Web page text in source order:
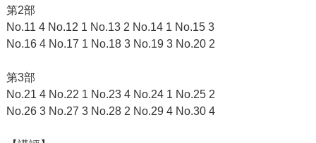
第2部
No.11 4 No.12 1 No.13 2 No.14 1 No.15 3
No.16 4 No.17 1 No.18 3 No.19 3 No.20 2
第3部
No.21 4 No.22 1 No.23 4 No.24 1 No.25 2
No.26 3 No.27 3 No.28 2 No.29 4 No.30 4